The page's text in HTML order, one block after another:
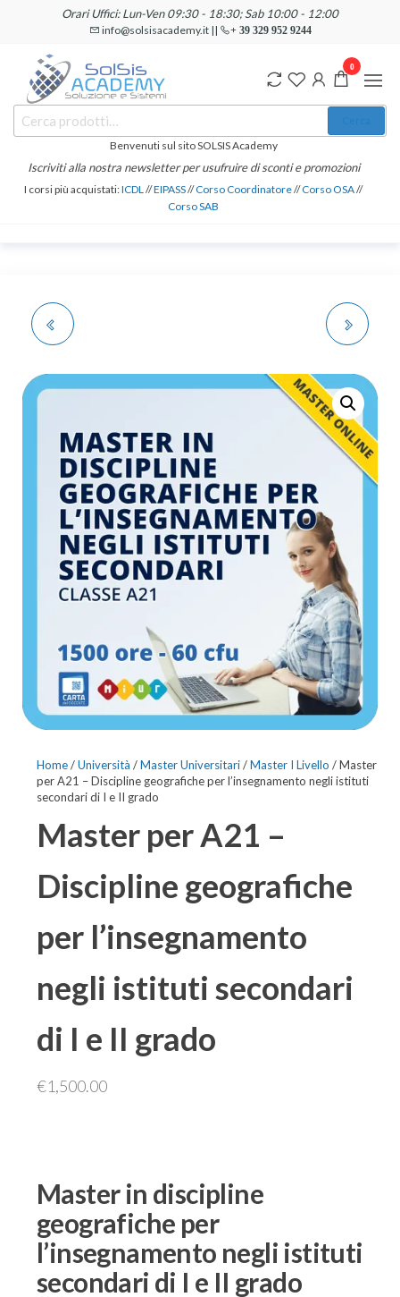
contenuto
Orari Uffici: Lun-Ven 09:30 - 18:30; Sab 10:00 - 12:00
info@solsisacademy.it || + 39 329 952 9244
SOLSIS
Academy
Corsi e
Certificazioni
Linguistiche
Benvenuti sul sito SOLSIS Academy
Iscriviti alla nostra newsletter per usufruire di sconti e promozioni
I corsi più acquistati:ICDL//EIPASS//Corso Coordinatore//Corso OSA//
Corso SAB
0
ISTITUTI SECONDARI DI
II GRADO
DELLE DISCIPLINE
SANITARIE NEGLI
ISTITUTI SECONDARI DI
II GRADO
Home/Università /Master Universitari/Master I Livello / Master
per A21 – Discipline geografiche per l’insegnamento negli istituti
secondari di I e II grado
Master per A21 –
Discipline geografiche
per l’insegnamento
negli istituti secondari
di I e II grado
€1,500.00
Master in discipline
geografiche per
l’insegnamento negli istituti
secondari di I e II grado